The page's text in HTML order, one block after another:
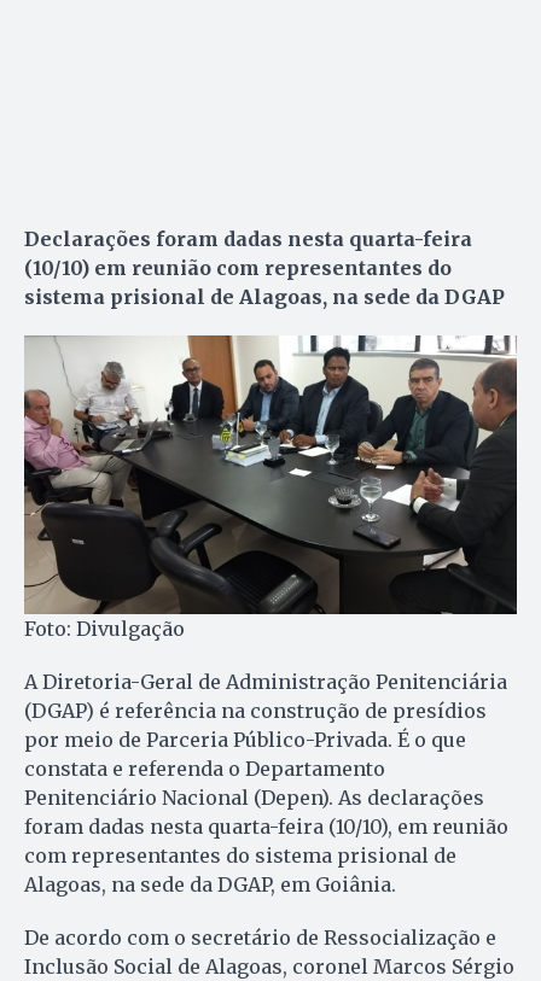
Declarações foram dadas nesta quarta-feira
(10/10) em reunião com representantes do
sistema prisional de Alagoas, na sede da DGAP
Foto: Divulgação
A Diretoria-Geral de Administração Penitenciária
(DGAP) é referência na construção de presídios
por meio de Parceria Público-Privada. É o que
constata e referenda o Departamento
Penitenciário Nacional (Depen). As declarações
foram dadas nesta quarta-feira (10/10), em reunião
com representantes do sistema prisional de
Alagoas, na sede da DGAP, em Goiânia.
De acordo com o secretário de Ressocialização e
Inclusão Social de Alagoas, coronel Marcos Sérgio